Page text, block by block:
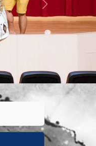
下一張